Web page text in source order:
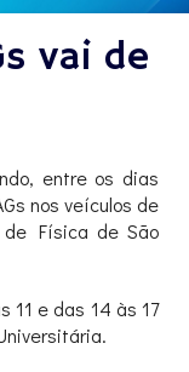
vai de
entre os dias
nos veículos de
Física de São
11 e das 14 às 17